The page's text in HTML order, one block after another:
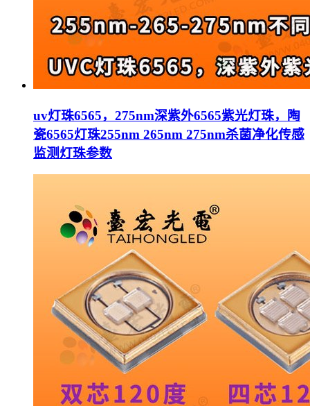
uv灯珠6565，275nm深紫外6565紫光灯珠，陶
瓷6565灯珠255nm 265nm 275nm杀菌净化传感
监测灯珠参数